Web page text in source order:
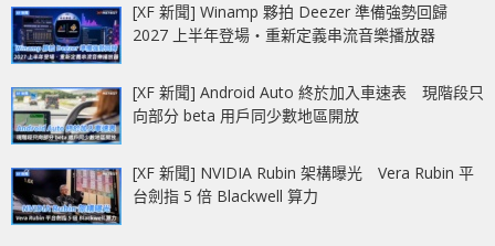
[XF 新聞] Winamp 夥拍 Deezer 準備強勢回歸
2027 上半年登場‧重新定義串流音樂播放器
[XF 新聞] Android Auto 終於加入車速表 現階段只
向部分 beta 用戶同少數地區開放
[XF 新聞] NVIDIA Rubin 架構曝光 Vera Rubin 平
台劍指 5 倍 Blackwell 算力